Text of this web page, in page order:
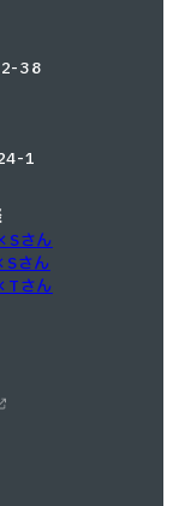
38
1
さん
さん
さん